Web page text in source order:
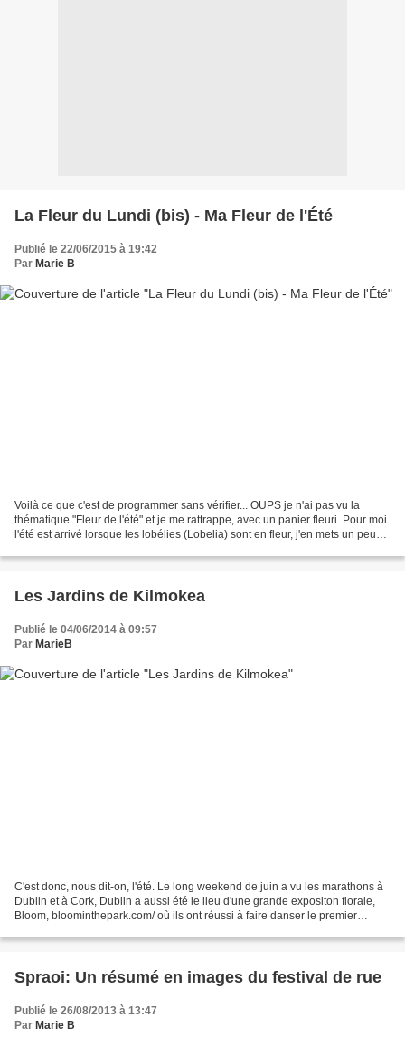
La Fleur du Lundi (bis) - Ma Fleur de l'Été
Publié le 22/06/2015 à 19:42
Par Marie B
Voilà ce que c'est de programmer sans vérifier... OUPS je n'ai pas vu la
thématique "Fleur de l'été" et je me rattrappe, avec un panier fleuri. Pour moi
l'été est arrivé lorsque les lobélies (Lobelia) sont en fleur, j'en mets un peu
Les Jardins de Kilmokea
Publié le 04/06/2014 à 09:57
Par MarieB
C'est donc, nous dit-on, l'été. Le long weekend de juin a vu les marathons à
Dublin et à Cork, Dublin a aussi été le lieu d'une grande expositon florale,
Bloom, bloominthepark.com/ où ils ont réussi à faire danser le premier
Spraoi: Un résumé en images du festival de rue
Publié le 26/08/2013 à 13:47
Par Marie B